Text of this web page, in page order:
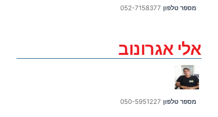
מספר טלפון 052-7158377
אלי אגרונוב
מספר טלפון 050-5951227